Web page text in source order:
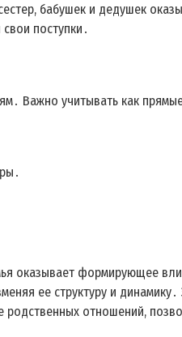
бабушек и дедушек
поступки․
Важно учитывать как
оказывает формирующее
ее структуру и
отношений,